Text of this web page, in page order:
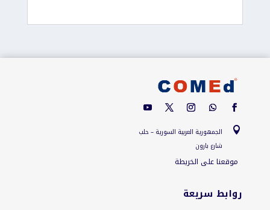

الجمهورية العربية السورية – حلب
شارع بارون
موقعنا على الخريطة
روابط سريعة